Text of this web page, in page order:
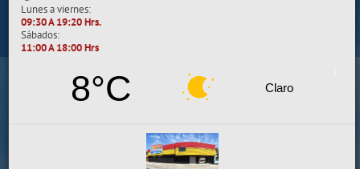
Información de la sala
412 628 495
camilo@giorgiomarket.cl
Abierto
Lunes a viernes:
VER SALA EN MAPA
SALAS DE VENTA
Lunes a viernes:
09:30 A 19:20 Hrs.
Sábados:
11:00 A 18:00 Hrs
8°C Claro